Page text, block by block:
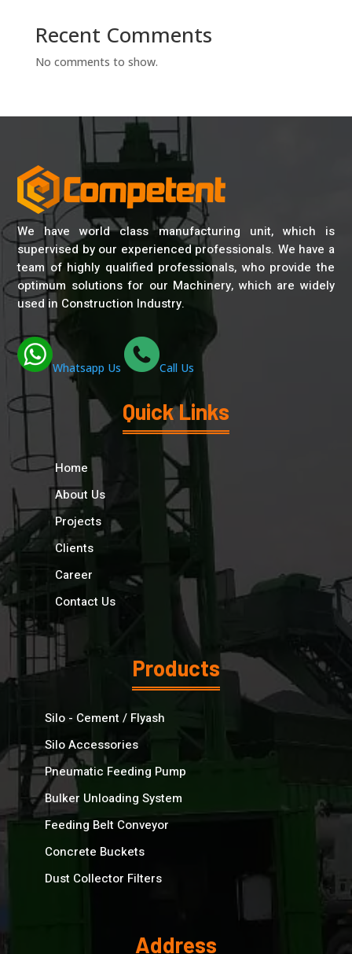
Recent Comments
No comments to show.
We have world class manufacturing unit, which is
supervised by our experienced professionals. We have a
team of highly qualified professionals, who provide the
optimum solutions for our Machinery, which are widely
used in Construction Industry.
Whatsapp Us Call Us
Quick Links
Home
About Us
Projects
Clients
Career
Contact Us
Products
Silo - Cement / Flyash
Silo Accessories
Pneumatic Feeding Pump
Bulker Unloading System
Feeding Belt Conveyor
Concrete Buckets
Dust Collector Filters
Address